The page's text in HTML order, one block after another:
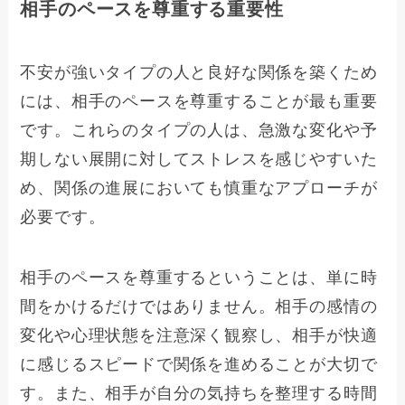
相手のペースを尊重する重要性
不安が強いタイプの人と良好な関係を築くため
には、相手のペースを尊重することが最も重要
です。これらのタイプの人は、急激な変化や予
期しない展開に対してストレスを感じやすいた
め、関係の進展においても慎重なアプローチが
必要です。
相手のペースを尊重するということは、単に時
間をかけるだけではありません。相手の感情の
変化や心理状態を注意深く観察し、相手が快適
に感じるスピードで関係を進めることが大切で
す。また、相手が自分の気持ちを整理する時間